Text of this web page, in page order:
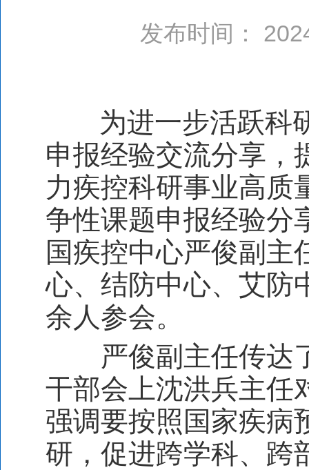
发布时间：
为进一步活跃科
申报经验交流分享，
力疾控科研事业高质
争性课题申报经验分
国疾控中心严俊副主
心、结防中心、艾防
余人参会。
严俊副主任传达
干部会上沈洪兵主任
强调要按照国家疾病
研，促进跨学科、跨